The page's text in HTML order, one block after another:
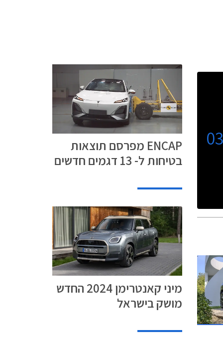
ENCAP מפרסם תוצאות
בטיחות ל- 13 דגמים חדשים
מיני קאנטרימן 2024 החדש
מושק בישראל